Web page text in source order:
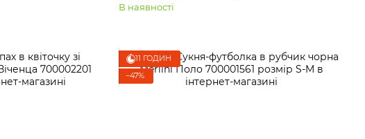
В наявності
11 ГОДИН
−47%